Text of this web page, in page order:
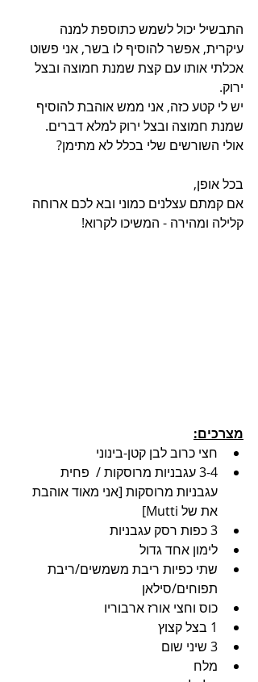
התבשיל יכול לשמש כתוספת למנה
עיקרית, אפשר להוסיף לו בשר, אני פשוט
אכלתי אותו עם קצת שמנת חמוצה ובצל
ירוק.
יש לי קטע כזה, אני ממש אוהבת להוסיף
שמנת חמוצה ובצל ירוק למלא דברים.
אולי השורשים שלי בכלל לא מתימן?
בכל אופן,
אם קמתם עצלנים כמוני ובא לכם ארוחה
קלילה ומהירה - המשיכו לקרוא!
מצרכים:
חצי כרוב לבן קטן-בינוני
3-4 עגבניות מרוסקות /  פחית
עגבניות מרוסקות [אני מאוד אוהבת
את של Mutti]
3 כפות רסק עגבניות
לימון אחד גדול
שתי כפיות ריבת משמשים/ריבת
תפוחים/סילאן
כוס וחצי אורז ארבוריו
1 בצל קצוץ
3 שיני שום
מלח